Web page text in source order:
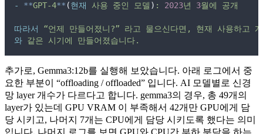
-
**GPT‑4** (현재 사용 중인 모델 ) : 2023년 3월에 공개
따라서 “언제 만들어졌니?” 라고 물으신다면, 현재 사용하고
와 같은 시기에 만들어졌습니다.
추가로, Gemma3:12b를 실행해 보았습니다. 아래 로그에서 중
요한 부분이 “offloading / offloaded” 입니다. AI 모델별로 신경
망 layer 개수가 다르다고 합니다. gemma3의 경우, 총 49개의
layer가 있는데 GPU VRAM 이 부족해서 42개만 GPU에게 담
당 시키고, 나머지 7개는 CPU에게 담당 시키도록 했다는 의미
입니다. 나머지 로그를 보면 GPU와 CPU간 부하 분담을 하는